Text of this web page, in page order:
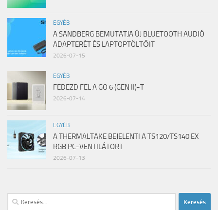
EGYÉB
A SANDBERG BEMUTATJA ÚJ BLUETOOTH AUDIÓ
ADAPTERÉT ÉS LAPTOPTÖLTŐIT
2026-07-15
EGYÉB
FEDEZD FEL A GO 6 (GEN II)-T
2026-07-14
EGYÉB
A THERMALTAKE BEJELENTI A TS120/TS140 EX
RGB PC-VENTILÁTORT
2026-07-13
Keresés: